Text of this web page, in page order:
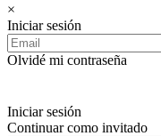
×
Iniciar sesión
Olvidé mi contraseña
Iniciar sesión
Continuar como invitado